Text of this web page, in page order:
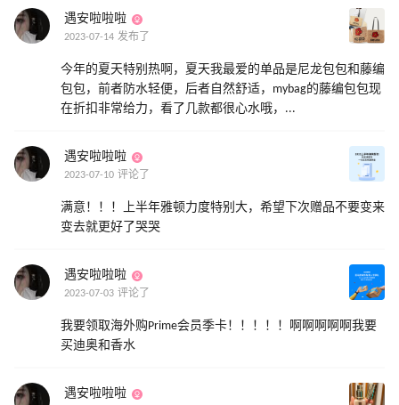
遇安啦啦啦
2023-07-14 发布了
今年的夏天特别热啊，夏天我最爱的单品是尼龙包包和藤编
包包，前者防水轻便，后者自然舒适，mybag的藤编包包现
在折扣非常给力，看了几款都很心水哦，...
遇安啦啦啦
2023-07-10 评论了
满意！！！上半年雅顿力度特别大，希望下次赠品不要变来
变去就更好了哭哭
遇安啦啦啦
2023-07-03 评论了
我要领取海外购Prime会员季卡！！！！！啊啊啊啊啊我要
买迪奥和香水
遇安啦啦啦